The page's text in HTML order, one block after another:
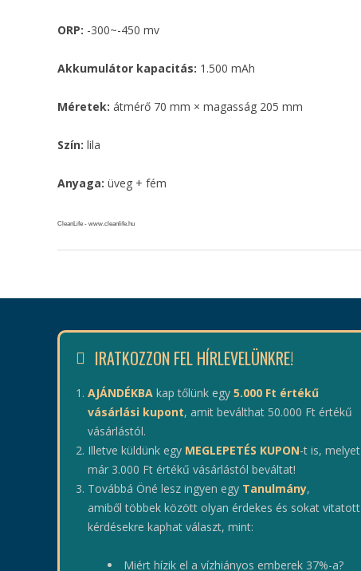
ORP: -300~-450 mv
Akkumulátor kapacitás: 1.500 mAh
Méretek: átmérő 70 mm × magasság 205 mm
Szín: lila
Anyaga: üveg + fém
CleanLife - www.cleanlife.hu
IRATKOZZON FEL HÍRLEVELÜNKRE!
AJÁNDÉKBA kap tőlünk egy 5.000 Ft értékű
vásárlási kupont, amit beválthat 50.000 Ft értékű
vásárlástól.
Illetve küldünk egy MEGLEPETÉS KUPON-t is, melyet
már 3.000 Ft értékű vásárlástól beváltat!
Továbbá Öné lesz ingyen egy Tanulmány,
amiből többek között olyan érdekes és sokat vitatott
kérdésekre kaphat választ, mint:
Miért hízik el a vízhiányos emberek 37%-a?